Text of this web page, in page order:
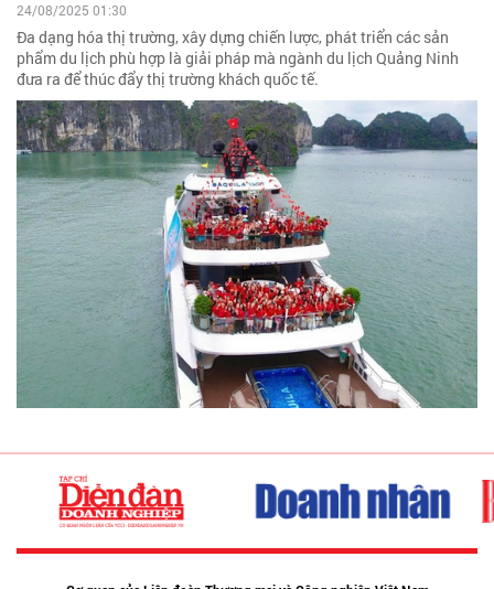
24/08/2025 01:30
Đa dạng hóa thị trường, xây dựng chiến lược, phát triển các sản
phẩm du lịch phù hợp là giải pháp mà ngành du lịch Quảng Ninh
đưa ra để thúc đẩy thị trường khách quốc tế.